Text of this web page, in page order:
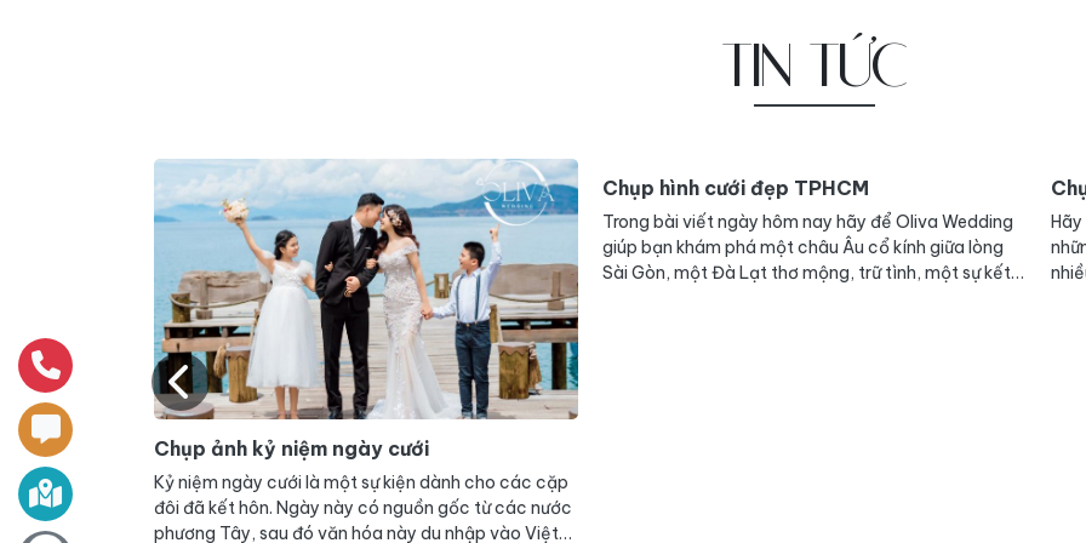
TIN TỨC
cho các cặp
từ các nước
vào Việt
Chụp hình cưới đẹp TPHCM
Trong bài viết ngày hôm nay hãy để Oliva Wedding
giúp bạn khám phá một châu Âu cổ kính giữa lòng
Sài Gòn, một Đà Lạt thơ mộng, trữ tình, một sự kết